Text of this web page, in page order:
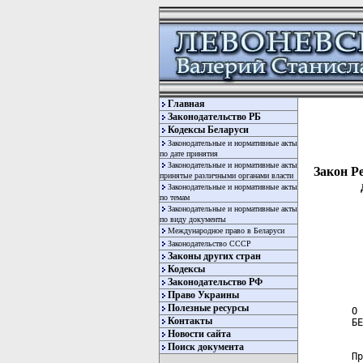
Главная
Законодательство РБ
Кодексы Беларуси
Законодательные и нормативные акты
по дате принятия
Законодательные и нормативные акты
принятые различными органами власти
Законодательные и нормативные акты
по темам
Законодательные и нормативные акты
по виду документы
Международное право в Беларуси
Законодательство СССР
Законы других стран
Кодексы
Законодательство РФ
Право Украины
Полезные ресурсы
Контакты
Новости сайта
Поиск документа
Закон
ЗАКОН РЕСПУБЛИКИ БЕЛАРУСЬ
                       8 июля 2008 г. № 365-З

О ВНЕСЕНИИ ИЗМЕНЕНИЙ И ДОПОЛНЕНИЙ В ЗАКОН РЕСПУБЛИКИ
БЕЛАРУСЬ «О ПРАВАХ РЕБЕНКА»


Принят Палатой представителей 10 июня 2008 года
Одобрен Советом Республики 20 июня 2008 года

     Статья 1. Внести в Закон Республики Беларусь от 19 ноября  1993
года «О правах